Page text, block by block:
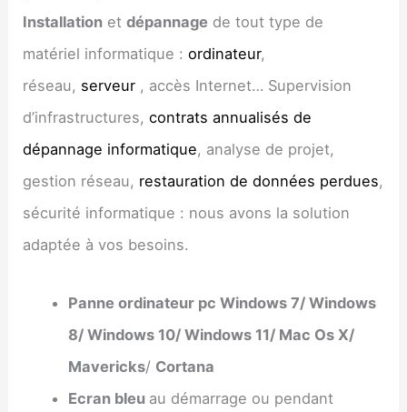
Installation etdépannage de tout type de
matériel informatique :ordinateur,
réseau, serveur , accès Internet… Supervision
d’infrastructures, contrats annualisés de
dépannage informatique, analyse de projet,
gestion réseau, restauration de données perdues,
sécurité informatique : nous avons la solution
adaptée à vos besoins.
Panne ordinateur pc Windows 7/ Windows
8/ Windows 10/ Windows 11/ Mac Os X/
Mavericks/ Cortana
Ecran bleu au démarrage ou pendant